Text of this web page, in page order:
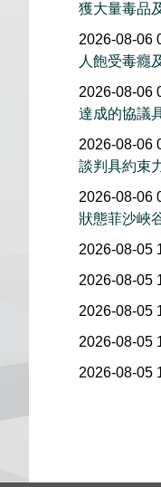
獲大量毒品
2026-08-06
人飽受毒癮
2026-08-06
達成的協議
2026-08-06
談判具約束
2026-08-06
狀態菲沙峽
2026-08-05
2026-08-05
2026-08-05
2026-08-05
2026-08-05